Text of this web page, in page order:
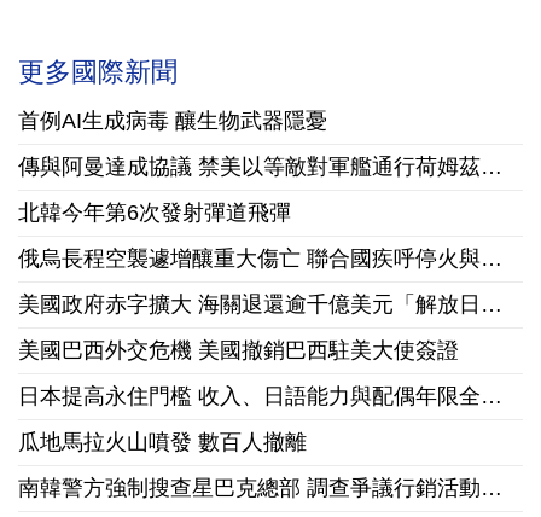
更多國際新聞
首例AI生成病毒 釀生物武器隱憂
傳與阿曼達成協議 禁美以等敵對軍艦通行荷姆茲海峽
北韓今年第6次發射彈道飛彈
俄烏長程空襲遽增釀重大傷亡 聯合國疾呼停火與國際急馳援
美國政府赤字擴大 海關退還逾千億美元「解放日」關稅
美國巴西外交危機 美國撤銷巴西駐美大使簽證
日本提高永住門檻 收入、日語能力與配偶年限全面收緊
瓜地馬拉火山噴發 數百人撤離
南韓警方強制搜查星巴克總部 調查爭議行銷活動「坦克日」